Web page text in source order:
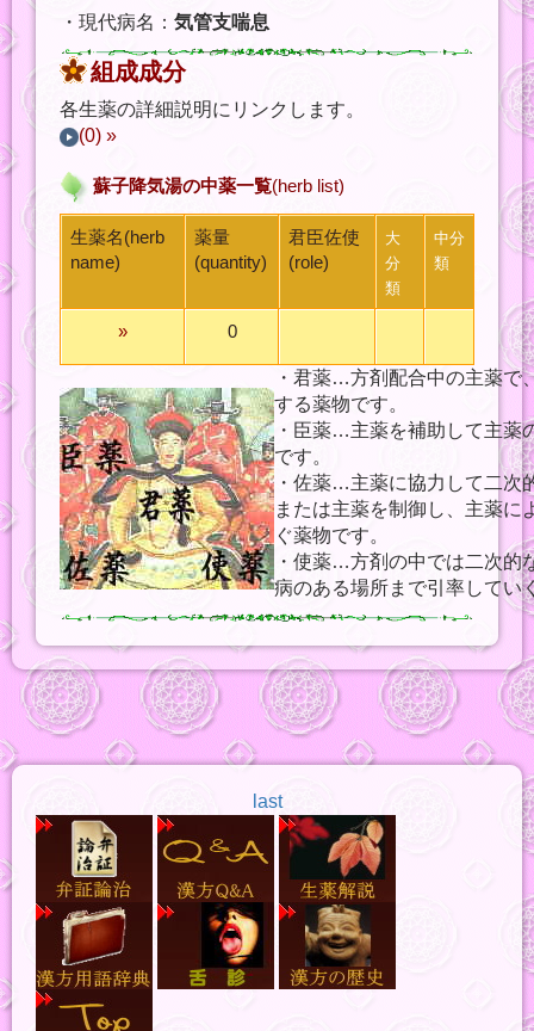
・現代病名： 気管支喘息
組成成分
各生薬の詳細説明にリンクします。
(0) »
蘇子降気湯の中薬一覧(herb list)
生薬名(herb
name)
薬量
(quantity)
君臣佐使
(role)
大
分
類
中分
類
» 0
・君薬…方剤配合中の主薬で
する薬物です。
・臣薬…主薬を補助して主薬
です。
・佐薬…主薬に協力して二次
または主薬を制御し、主薬に
ぐ薬物です。
・使薬…方剤の中では二次的
病のある場所まで引率してい
last